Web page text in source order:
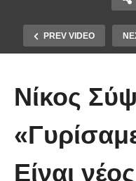
PREV VIDEO
πρώτη στιγμή
Νίκος
Είναι